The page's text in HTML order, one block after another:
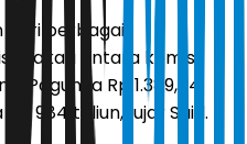
dari berbagai
antara komisi
Pagunya Rp 1.389,84
984 triliun," ujar Said.